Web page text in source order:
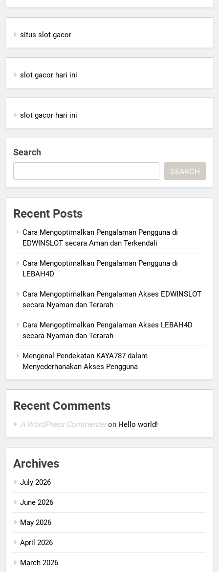
situs slot gacor
slot gacor hari ini
slot gacor hari ini
Search
SEARCH
Recent Posts
Cara Mengoptimalkan Pengalaman Pengguna di
EDWINSLOT secara Aman dan Terkendali
Cara Mengoptimalkan Pengalaman Pengguna di
LEBAH4D
Cara Mengoptimalkan Pengalaman Akses EDWINSLOT
secara Nyaman dan Terarah
Cara Mengoptimalkan Pengalaman Akses LEBAH4D
secara Nyaman dan Terarah
Mengenal Pendekatan KAYA787 dalam
Menyederhanakan Akses Pengguna
Recent Comments
A WordPress Commenteron Hello world!
Archives
July 2026
June 2026
May 2026
April 2026
March 2026